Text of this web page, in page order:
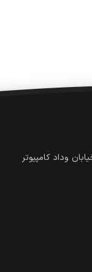
وداد کامپیوتر